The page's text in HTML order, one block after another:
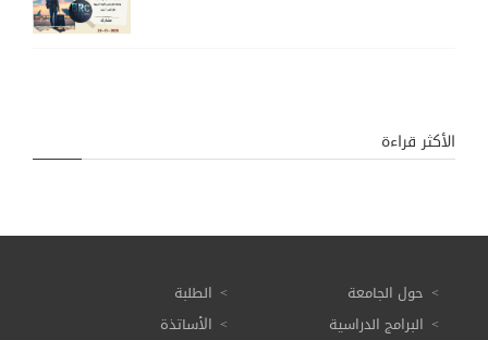
الأكثر قراءة
حول الجامعة
البرامج الدراسية
الطلبة
الأساتذة